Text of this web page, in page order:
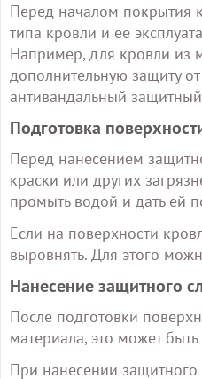
Перед началом покрытия
типа кровли и ее
Например, для кровли из
дополнительную защиту
антивандальный
Подготовка
Перед нанесением
краски или других
промыть водой и дать ей
Если на поверхности
выровнять. Для этого
Нанесение защитного
После подготовки
материала, это может
При нанесении защитного